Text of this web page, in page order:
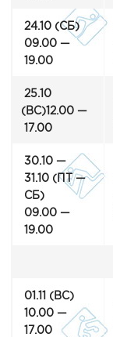
24.10 (СБ)
09.00 —
19.00
25.10
(ВС)12.00 —
17.00
30.10 —
31.10 (ПТ—
СБ)
09.00 —
19.00
01.11 (ВС)
10.00 —
17.00